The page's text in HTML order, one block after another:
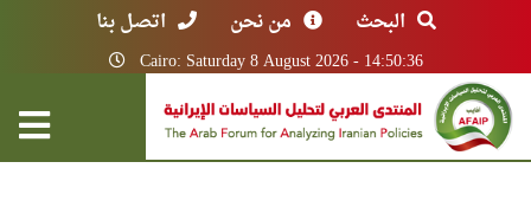
البحث من نحن اتصل بنا
Cairo: Saturday 8 August 2026 - 14:50:36